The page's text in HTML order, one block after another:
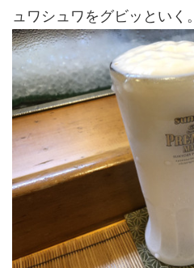
ュワシュワをグビッといく。